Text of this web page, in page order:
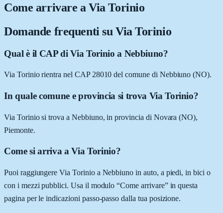
Come arrivare aVia Torinio
Domande frequenti su Via Torinio
Qual è il CAP di Via Torinio a Nebbiuno?
Via Torinio rientra nel CAP 28010 del comune di Nebbiuno (NO).
In quale comune e provincia si trova Via Torinio?
Via Torinio si trova a Nebbiuno, in provincia di Novara (NO),
Piemonte.
Come si arriva a Via Torinio?
Puoi raggiungere Via Torinio a Nebbiuno in auto, a piedi, in bici o
con i mezzi pubblici. Usa il modulo “Come arrivare” in questa
pagina per le indicazioni passo-passo dalla tua posizione.